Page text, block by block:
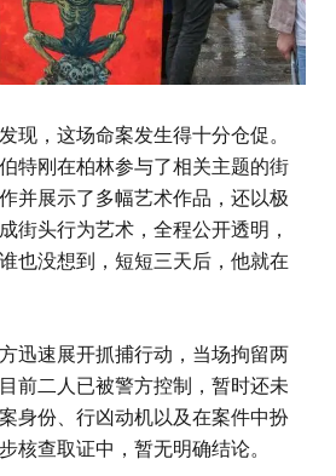
，这场命案发生得十分仓促。
特刚在柏林参与了相关主题的街
并展示了多幅艺术作品，还以极
街头行为艺术，全程公开透明，
也没想到，短短三天后，他就在
速展开抓捕行动，当场拘留两
前二人已被警方控制，暂时还未
身份、行凶动机以及在案件中扮
核查取证中，暂无明确结论。